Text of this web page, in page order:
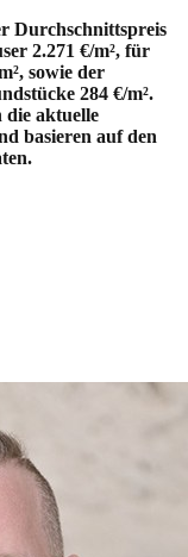
Durchschnittspreis
2.271 €/m², für
sowie der
284 €/m².
die aktuelle
basieren auf den